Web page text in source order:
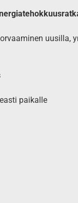
uusilla,
paikalle